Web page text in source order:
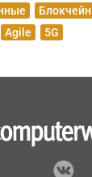
Блокчейн
Agile 5G